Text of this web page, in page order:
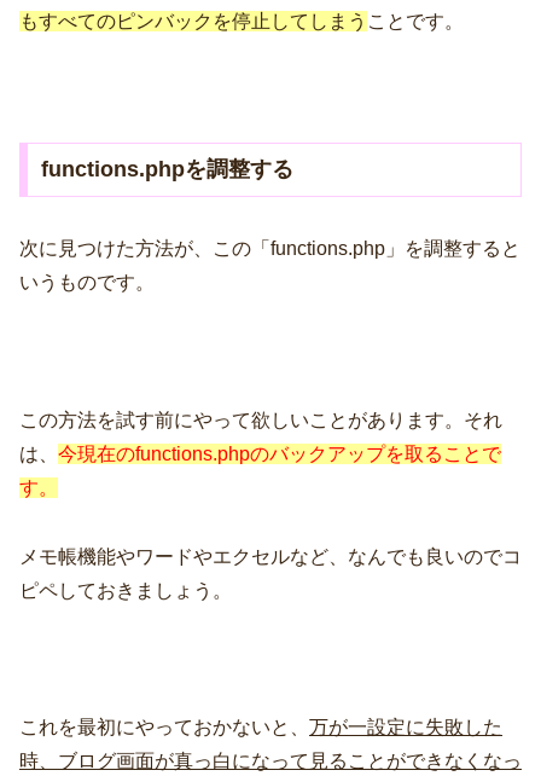
もすべてのピンバックを停止してしまう ことです。
functions.phpを調整する
次に見つけた方法が、この「functions.php」を調整すると
いうものです。
この方法を試す前にやって欲しいことがあります。それ
は、 今現在のfunctions.phpのバックアップを取ることで
す。
メモ帳機能やワードやエクセルなど、なんでも良いのでコ
ピペしておきましょう。
これを最初にやっておかないと、 万が一設定に失敗した
時、ブログ画面が真っ白になって見ることができなくなっ